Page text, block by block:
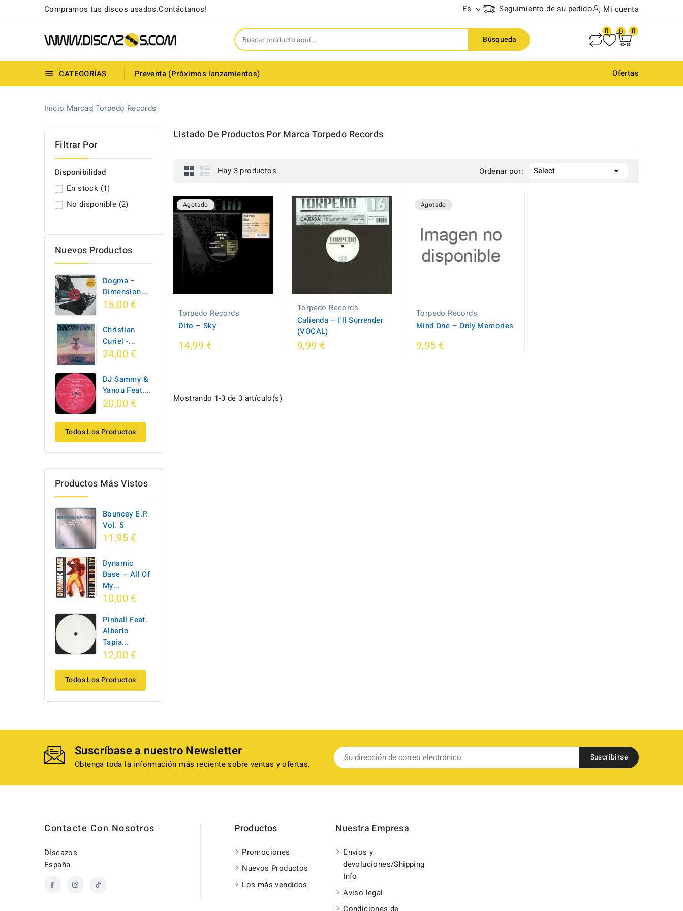
Compramos tus discos usados.Contáctanos! Es  Seguimiento de su pedido Mi cuenta
Búsqueda
0 0 0
 CATEGORÍAS Preventa (Próximos lanzamientos) Ofertas
Inicio Marcas Torpedo Records
Filtrar Por
Disponibilidad
En stock (1)
No disponible (2)
Nuevos Productos
Dogma –
Dimension...
15,00 €
Christian
Curiel -...
24,00 €
DJ Sammy &
Yanou Feat....
20,00 €
Todos Los Productos
Productos Más Vistos
Bouncey E.P.
Vol. 5
11,95 €
Dynamic
Base ‎– All Of
My...
10,00 €
Pinball Feat.
Alberto
Tapia...
12,00 €
Todos Los Productos
Listado De Productos Por Marca Torpedo Records
Hay 3 productos. Ordenar por: Select 
Agotado
Torpedo Records
Dito ‎– Sky
14,99 €
Torpedo Records
Calienda – I'll Surrender
(VOCAL)
9,99 €
Agotado
Torpedo Records
Mind One – Only Memories
9,95 €
Mostrando 1-3 de 3 artículo(s)
Suscríbase a nuestro Newsletter
Obtenga toda la información más reciente sobre ventas y ofertas.
Contacte Con Nosotros
Discazos
España
Productos
Promociones
Nuevos Productos
Los más vendidos
Nuestra Empresa
Envíos y
devoluciones/Shipping
Info
Aviso legal